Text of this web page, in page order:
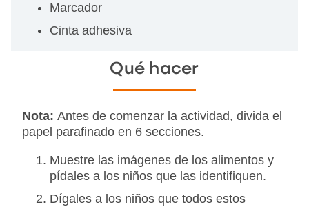
Marcador
Cinta adhesiva
Qué hacer
Nota: Antes de comenzar la actividad, divida el
papel parafinado en 6 secciones.
Muestre las imágenes de los alimentos y
pídales a los niños que las identifiquen.
Dígales a los niños que todos estos